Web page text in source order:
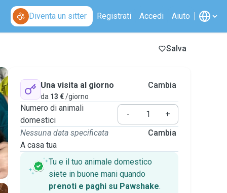
Diventa un sitter Registrati Accedi Aiuto
Salva
Una visita al giorno
da 13 €/giorno
Cambia
Numero di animali
domestici
-
+
Nessuna data specificata
A casa tua
Cambia
Tu e il tuo animale domestico
siete in buone mani quando
prenoti e paghi su Pawshake.